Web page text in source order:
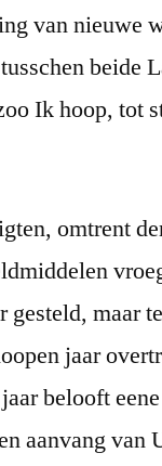
van nieuwe
beide
Ik hoop, tot
omtrent
gesteld, maar
jaar
belooft
aanvang van